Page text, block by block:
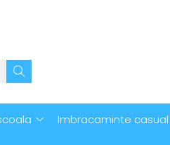
Imbracaminte casual